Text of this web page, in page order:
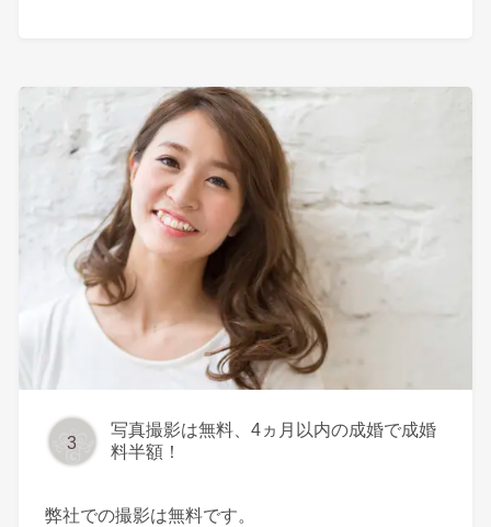
3
写真撮影は無料、4ヵ月以内の成婚で成婚
料半額！
弊社での撮影は無料です。